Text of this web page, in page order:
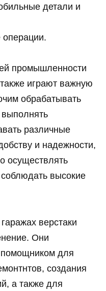
детали и
промышленности
играют важную
обрабатывать
выполнять
различные
и надежности,
осуществлять
высокие
верстаки
Они
для
создания
а также для